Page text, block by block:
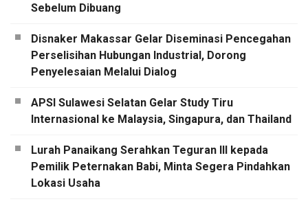
Sebelum Dibuang
Disnaker Makassar Gelar Diseminasi Pencegahan
Perselisihan Hubungan Industrial, Dorong
Penyelesaian Melalui Dialog
APSI Sulawesi Selatan Gelar Study Tiru
Internasional ke Malaysia, Singapura, dan Thailand
Lurah Panaikang Serahkan Teguran III kepada
Pemilik Peternakan Babi, Minta Segera Pindahkan
Lokasi Usaha